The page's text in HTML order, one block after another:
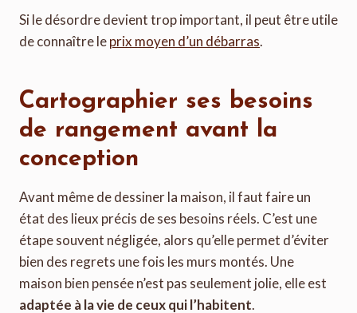
Si le désordre devient trop important, il peut être utile
de connaître leprix moyen d’un débarras.
Cartographier ses besoins
de rangement avant la
conception
Avant même de dessiner la maison, il faut faire un
état des lieux précis de ses besoins réels. C’est une
étape souvent négligée, alors qu’elle permet d’éviter
bien des regrets une fois les murs montés. Une
maison bien pensée n’est pas seulement jolie, elle est
adaptée à la vie de ceux qui l’habitent.